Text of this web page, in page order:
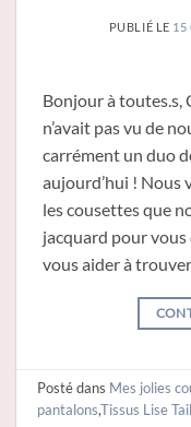
PUBLIÉ LE 15
Bonjour à toutes.s,
n’avait pas vu de
carrément un duo
aujourd’hui ! Nous
les cousettes que
jacquard pour
vous aider à
Posté dans Mes jolies
pantalons,Tissus Lise